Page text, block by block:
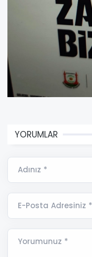
YORUMLAR
Adınız *
E-Posta Adresiniz *
Yorumunuz *